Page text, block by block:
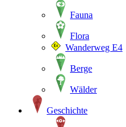
Fauna
Flora
Wanderweg E4
Berge
Wälder
Geschichte